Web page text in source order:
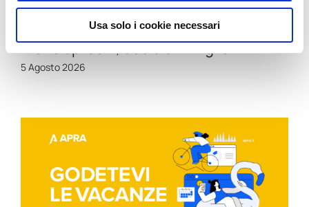
Usa solo i cookie necessari
Viticoltura di Precisione: più dati,
meno sprechi, decisioni migliori
5 Agosto 2026